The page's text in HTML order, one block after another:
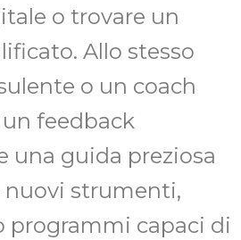
o trovare un
Allo stesso
o un coach
feedback
una guida preziosa
nuovi strumenti,
programmi capaci di